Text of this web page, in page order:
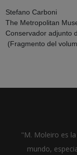
Stefano Carboni
The Metropolitan
Conservador adjunto
(Fragmento del
"M. Moleiro es
mundo,